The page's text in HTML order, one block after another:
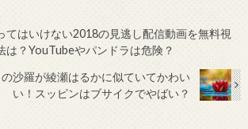
てはいけない2018の見逃し配信動画を無料視
は？YouTubeやパンドラは危険？
沙羅が綾瀬はるかに似ていてかわい
い！スッピンはブサイクでやばい？